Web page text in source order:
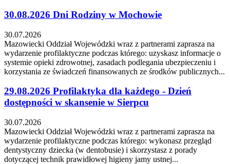
30.08.2026 Dni Rodziny w Mochowie
30.07.2026
Mazowiecki Oddział Wojewódzki wraz z partnerami zaprasza na
wydarzenie profilaktyczne podczas którego: uzyskasz informacje o
systemie opieki zdrowotnej, zasadach podlegania ubezpieczeniu i
korzystania ze świadczeń finansowanych ze środków publicznych...
29.08.2026 Profilaktyka dla każdego - Dzień
dostępności w skansenie w Sierpcu
30.07.2026
Mazowiecki Oddział Wojewódzki wraz z partnerami zaprasza na
wydarzenie profilaktyczne podczas którego: wykonasz przegląd
dentystyczny dziecka (w dentobusie) i skorzystasz z porady
dotyczącej technik prawidłowej higieny jamy ustnej...